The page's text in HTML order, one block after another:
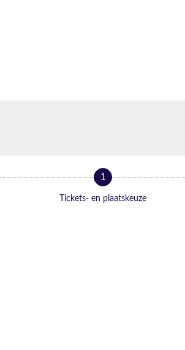
1
Tickets- en plaatskeuze